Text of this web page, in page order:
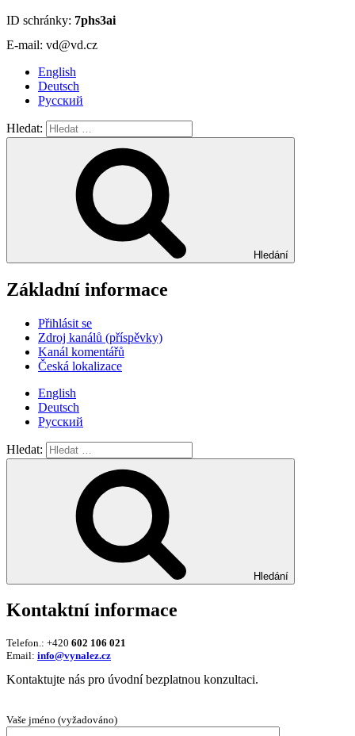
ID schránky: 7phs3ai
E-mail: vd@vd.cz
English
Deutsch
Русский
Hledat:
Hledání
Základní informace
Přihlásit se
Zdroj kanálů (příspěvky)
Kanál komentářů
Česká lokalizace
English
Deutsch
Русский
Hledat:
Hledání
Kontaktní informace
Telefon.: +420 602 106 021
Email: info@vynalez.cz
Kontaktujte nás pro úvodní bezplatnou konzultaci.
Vaše jméno (vyžadováno)